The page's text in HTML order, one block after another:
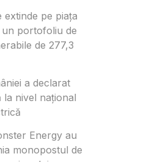
extinde pe piața
portofoliu de
de 277,3
a declarat
la nivel național
Energy au
monopostul de